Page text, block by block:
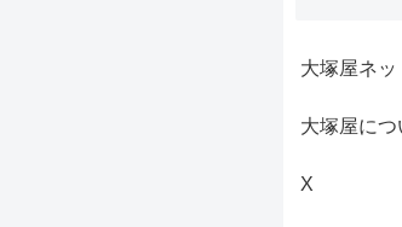
大塚屋ネ
大塚屋に
X